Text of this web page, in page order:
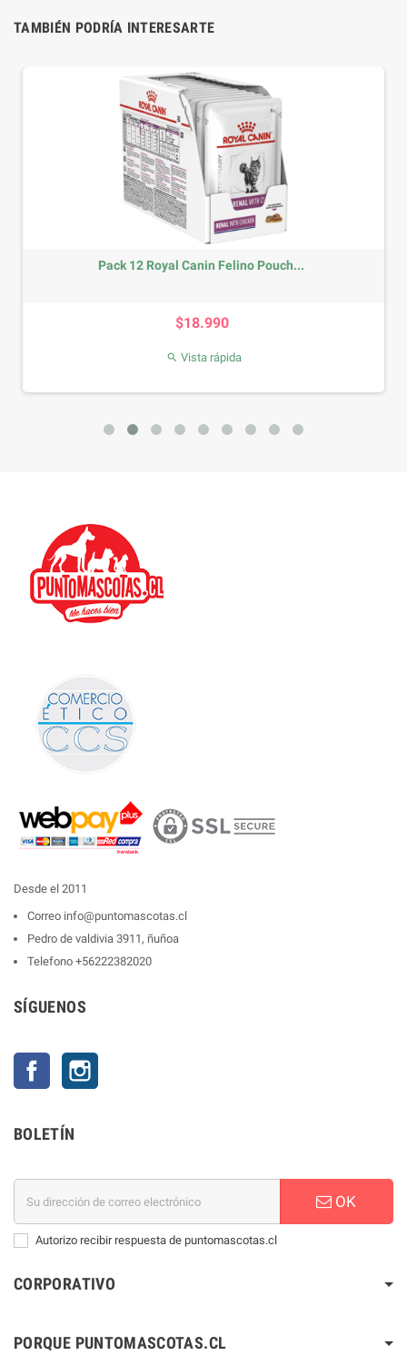
TAMBIÉN PODRÍA INTERESARTE
Pack 12 Royal Canin Felino Pouch...
$18.990
 Vista rápida
Desde el 2011
Correo info@puntomascotas.cl
Pedro de valdivia 3911, ñuñoa
Telefono +56222382020
SÍGUENOS
Facebook
BOLETÍN
OK
Autorizo recibir respuesta de puntomascotas.cl
CORPORATIVO
PORQUE PUNTOMASCOTAS.CL